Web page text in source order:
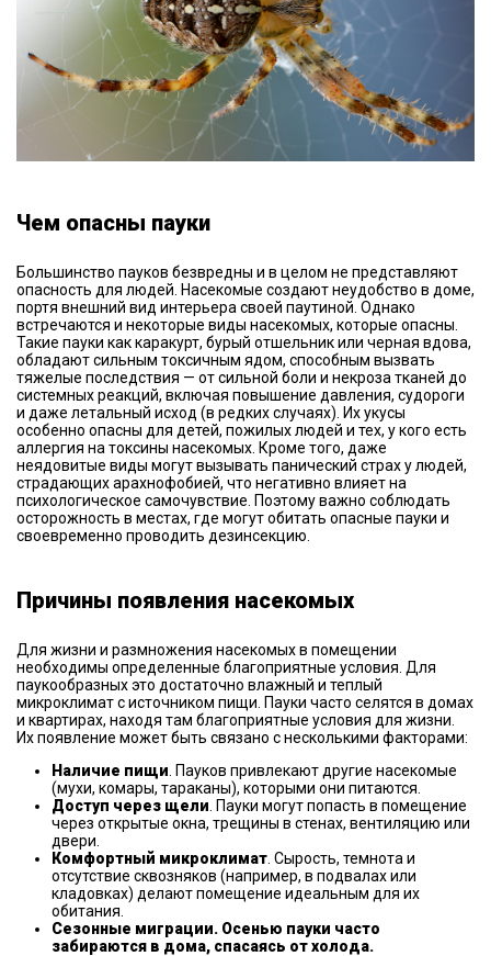
Чем опасны пауки
Большинство пауков безвредны и в целом не представляют
опасность для людей. Насекомые создают неудобство в доме,
портя внешний вид интерьера своей паутиной. Однако
встречаются и некоторые виды насекомых, которые опасны.
Такие пауки как каракурт, бурый отшельник или черная вдова,
обладают сильным токсичным ядом, способным вызвать
тяжелые последствия — от сильной боли и некроза тканей до
системных реакций, включая повышение давления, судороги
и даже летальный исход (в редких случаях). Их укусы
особенно опасны для детей, пожилых людей и тех, у кого есть
аллергия на токсины насекомых. Кроме того, даже
неядовитые виды могут вызывать панический страх у людей,
страдающих арахнофобией, что негативно влияет на
психологическое самочувствие. Поэтому важно соблюдать
осторожность в местах, где могут обитать опасные пауки и
своевременно проводить дезинсекцию.
Причины появления насекомых
Для жизни и размножения насекомых в помещении
необходимы определенные благоприятные условия. Для
паукообразных это достаточно влажный и теплый
микроклимат с источником пищи. Пауки часто селятся в домах
и квартирах, находя там благоприятные условия для жизни.
Их появление может быть связано с несколькими факторами:
Наличие пищи . Пауков привлекают другие насекомые
(мухи, комары, тараканы), которыми они питаются.
Доступ через щели . Пауки могут попасть в помещение
через открытые окна, трещины в стенах, вентиляцию или
двери.
Комфортный микроклимат . Сырость, темнота и
отсутствие сквозняков (например, в подвалах или
кладовках) делают помещение идеальным для их
обитания.
Сезонные миграции. Осенью пауки часто
забираются в дома, спасаясь от холода.